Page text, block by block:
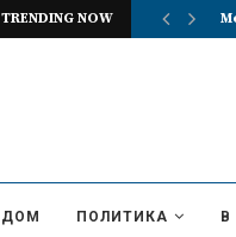
TRENDING NOW
ДОМ ПОЛИТИКА В